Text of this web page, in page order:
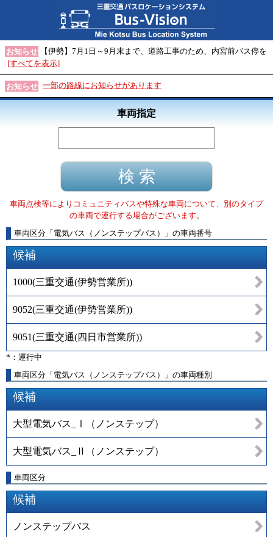
お知らせ
【伊勢】7月1日～9月末まで、道路工事のため、内宮前バス停を
[すべてを表示]
お知らせ 一部の路線にお知らせがあります
車両指定
車両点検等によりコミュニティバスや特殊な車両について、別のタイプ
の車両で運行する場合がございます。
車両区分 「 電気バス（ノンステップバス） 」 の車両番号
候補
1000(三重交通(伊勢営業所))
9052(三重交通(伊勢営業所))
9051(三重交通(四日市営業所))
*：運行中
車両区分「電気バス（ノンステップバス）」の車両種別
候補
大型電気バス_Ⅰ（ノンステップ）
大型電気バス_Ⅱ（ノンステップ）
車両区分
候補
ノンステップバス